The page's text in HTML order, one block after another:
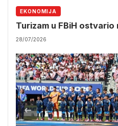
EKONOMIJA
Turizam u FBiH ostvario
28/07/2026